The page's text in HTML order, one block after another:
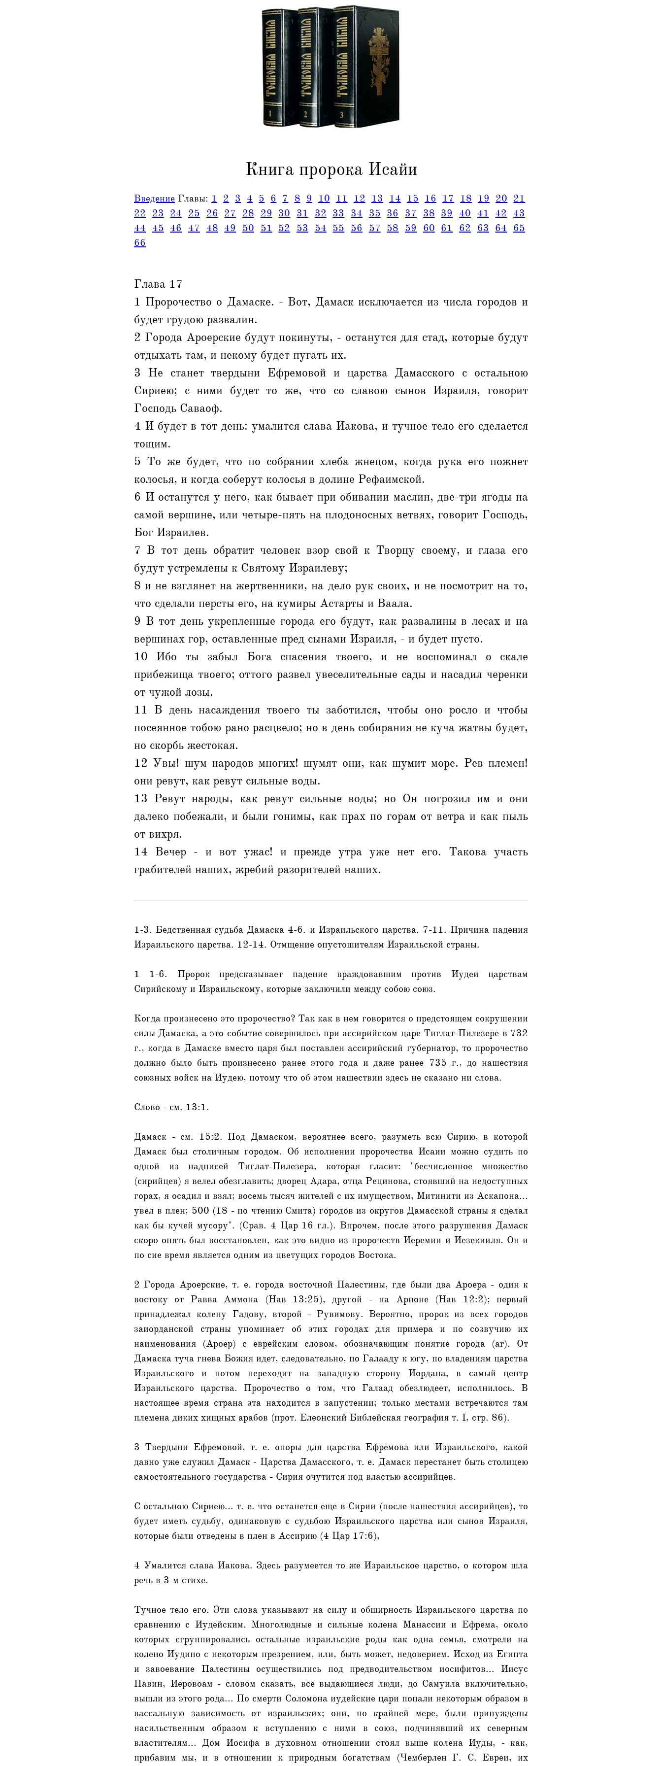
Книга пророка Исайи
Введение Главы: 1 2 3 4 5 6 7 8 9 10 11 12 13 14 15 16 17 18 19 20 21
22
23 24 25 26 27 28 29 30 31 32 33 34 35 36 37 38 39 40 41 42
43
44 45 46 47 48 49 50 51 52 53 54 55 56 57 58 59 60 61 62 63 64 65
66
Глава 17
1 Пророчество о Дамаске. - Вот, Дамаск исключается из числа городов и
будет грудою развалин.
2 Города Ароерские будут покинуты, - останутся для стад, которые будут
отдыхать там, и некому будет пугать их.
3 Не станет твердыни Ефремовой и царства Дамасского с остальною
Сириею; с ними будет то же, что со славою сынов Израиля, говорит
Господь Саваоф.
4 И будет в тот день: умалится слава Иакова, и тучное тело его сделается
тощим.
5 То же будет, что по собрании хлеба жнецом, когда рука его пожнет
колосья, и когда соберут колосья в долине Рефаимской.
6 И останутся у него, как бывает при обивании маслин, две-три ягоды на
самой вершине, или четыре-пять на плодоносных ветвях, говорит Господь,
Бог Израилев.
7 В тот день обратит человек взор свой к Творцу своему, и глаза его
будут устремлены к Святому Израилеву;
8 и не взглянет на жертвенники, на дело рук своих, и не посмотрит на то,
что сделали персты его, на кумиры Астарты и Ваала.
9 В тот день укрепленные города его будут, как развалины в лесах и на
вершинах гор, оставленные пред сынами Израиля, - и будет пусто.
10 Ибо ты забыл Бога спасения твоего, и не воспоминал о скале
прибежища твоего; оттого развел увеселительные сады и насадил черенки
от чужой лозы.
11 В день насаждения твоего ты заботился, чтобы оно росло и чтобы
посеянное тобою рано расцвело; но в день собирания не куча жатвы будет,
но скорбь жестокая.
12 Увы! шум народов многих! шумят они, как шумит море. Рев племен!
они ревут, как ревут сильные воды.
13 Ревут народы, как ревут сильные воды; но Он погрозил им и они
далеко побежали, и были гонимы, как прах по горам от ветра и как пыль
от вихря.
14 Вечер - и вот ужас! и прежде утра уже нет его. Такова участь
грабителей наших, жребий разорителей наших.
1-3. Бедственная судьба Дамаска 4-6. и Израильского царства. 7-11. Причина падения
Израильского царства. 12-14. Отмщение опустошителям Израильской страны.
1 1-6. Пророк предсказывает падение враждовавшим против Иудеи царствам
Сирийскому и Израильскому, которые заключили между собою союз.
Когда произнесено это пророчество? Так как в нем говорится о предстоящем сокрушении
силы Дамаска, а это событие совершилось при ассирийском царе Тиглат-Пилезере в 732
г., когда в Дамаске вместо царя был поставлен ассирийский губернатор, то пророчество
должно было быть произнесено ранее этого года и даже ранее 735 г., до нашествия
союзных войск на Иудею, потому что об этом нашествии здесь не сказано ни слова.
Слово - см. 13:1.
Дамаск - см. 15:2. Под Дамаском, вероятнее всего, разуметь всю Сирию, в которой
Дамаск был столичным городом. Об исполнении пророчества Исаии можно судить по
одной из надписей Тиглат-Пилезера, которая гласит: "бесчисленное множество
(сирийцев) я велел обезглавить; дворец Адара, отца Рецинова, стоявший на недоступных
горах, я осадил и взял; восемь тысяч жителей с их имуществом, Митинити из Аскапона...
увел в плен; 500 (18 - по чтению Смита) городов из округов Дамасской страны я сделал
как бы кучей мусору". (Срав. 4 Цар 16 гл.). Впрочем, после этого разрушения Дамаск
скоро опять был восстановлен, как это видно из пророчеств Иеремии и Иезекииля. Он и
по сие время является одним из цветущих городов Востока.
2 Города Ароерские, т. е. города восточной Палестины, где были два Ароера - один к
востоку от Равва Аммона (Нав 13:25), другой - на Арноне (Нав 12:2); первый
принадлежал колену Гадову, второй - Рувимову. Вероятно, пророк из всех городов
заиорданской страны упоминает об этих городах для примера и по созвучию их
наименования (Ароер) с еврейским словом, обозначающим понятие города (ar). От
Дамаска туча гнева Божия идет, следовательно, по Галааду к югу, по владениям царства
Израильского и потом переходит на западную сторону Иордана, в самый центр
Израильского царства. Пророчество о том, что Галаад обезлюдеет, исполнилось. В
настоящее время страна эта находится в запустении; только местами встречаются там
племена диких хищных арабов (прот. Елеонский Библейская география т. I, стр. 86).
3 Твердыни Ефремовой, т. е. опоры для царства Ефремова или Израильского, какой
давно уже служил Дамаск - Царства Дамасского, т. е. Дамаск перестанет быть столицею
самостоятельного государства - Сирия очутится под властью ассирийцев.
С остальною Сириею... т. е. что останется еще в Сирии (после нашествия ассирийцев), то
будет иметь судьбу, одинаковую с судьбою Израильского царства или сынов Израиля,
которые были отведены в плен в Ассирию (4 Цар 17:6),
4 Умалится слава Иакова. Здесь разумеется то же Израильское царство, о котором шла
речь в 3-м стихе.
Тучное тело его. Эти слова указывают на силу и обширность Израильского царства по
сравнению с Иудейским. Многолюдные и сильные колена Манассии и Ефрема, около
которых сгруппировались остальные израильские роды как одна семья, смотрели на
колено Иудино с некоторым презрением, или, быть может, недоверием. Исход из Египта
и завоевание Палестины осуществились под предводительством иосифитов... Иисус
Навин, Иеровоам - словом сказать, все выдающиеся люди, до Самуила включительно,
вышли из этого рода... По смерти Соломона иудейские цари попали некоторым образом в
вассальную зависимость от израильских; они, по крайней мере, были принуждены
насильственным образом к вступлению с ними в союз, подчинявший их северным
властителям... Дом Иосифа в духовном отношении стоял выше колена Иуды, - как,
прибавим мы, и в отношении к природным богатствам (Чемберлен Г. С. Евреи, их